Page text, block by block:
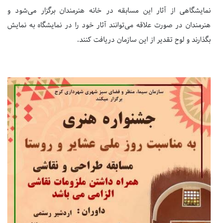
نمایشگاهی از آثار این مسابقه در خانه هنرمندان برگزار می‌شود و
هنرمندان در صورت علاقه می‌توانند آثار خود را در نمایشگاه به نمایش
بگذارند و لوح تقدیر از این سازمان دریافت کنند.